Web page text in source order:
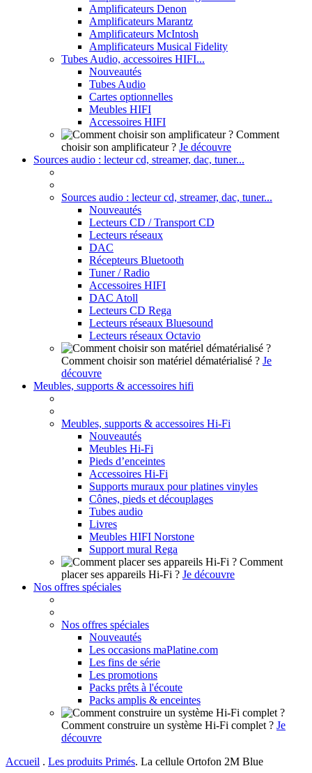
Amplificateurs Denon
Amplificateurs Marantz
Amplificateurs McIntosh
Amplificateurs Musical Fidelity
Tubes Audio, accessoires HIFI...
Nouveautés
Tubes Audio
Cartes optionnelles
Meubles HIFI
Accessoires HIFI
Comment
choisir son amplificateur ? Je découvre
Sources audio : lecteur cd, streamer, dac, tuner...
Sources audio : lecteur cd, streamer, dac, tuner...
Nouveautés
Lecteurs CD / Transport CD
Lecteurs réseaux
DAC
Récepteurs Bluetooth
Tuner / Radio
Accessoires HIFI
DAC Atoll
Lecteurs CD Rega
Lecteurs réseaux Bluesound
Lecteurs réseaux Octavio
Comment choisir son matériel dématérialisé ? Je
découvre
Meubles, supports & accessoires hifi
Meubles, supports & accessoires Hi-Fi
Nouveautés
Meubles Hi-Fi
Pieds d’enceintes
Accessoires Hi-Fi
Supports muraux pour platines vinyles
Cônes, pieds et découplages
Tubes audio
Livres
Meubles HIFI Norstone
Support mural Rega
Comment
placer ses appareils Hi-Fi ? Je découvre
Nos offres spéciales
Nos offres spéciales
Nouveautés
Les occasions maPlatine.com
Les fins de série
Les promotions
Packs prêts à l'écoute
Packs amplis & enceintes
Comment construire un système Hi-Fi complet ? Je
découvre
Accueil . Les produits Primés. La cellule Ortofon 2M Blue